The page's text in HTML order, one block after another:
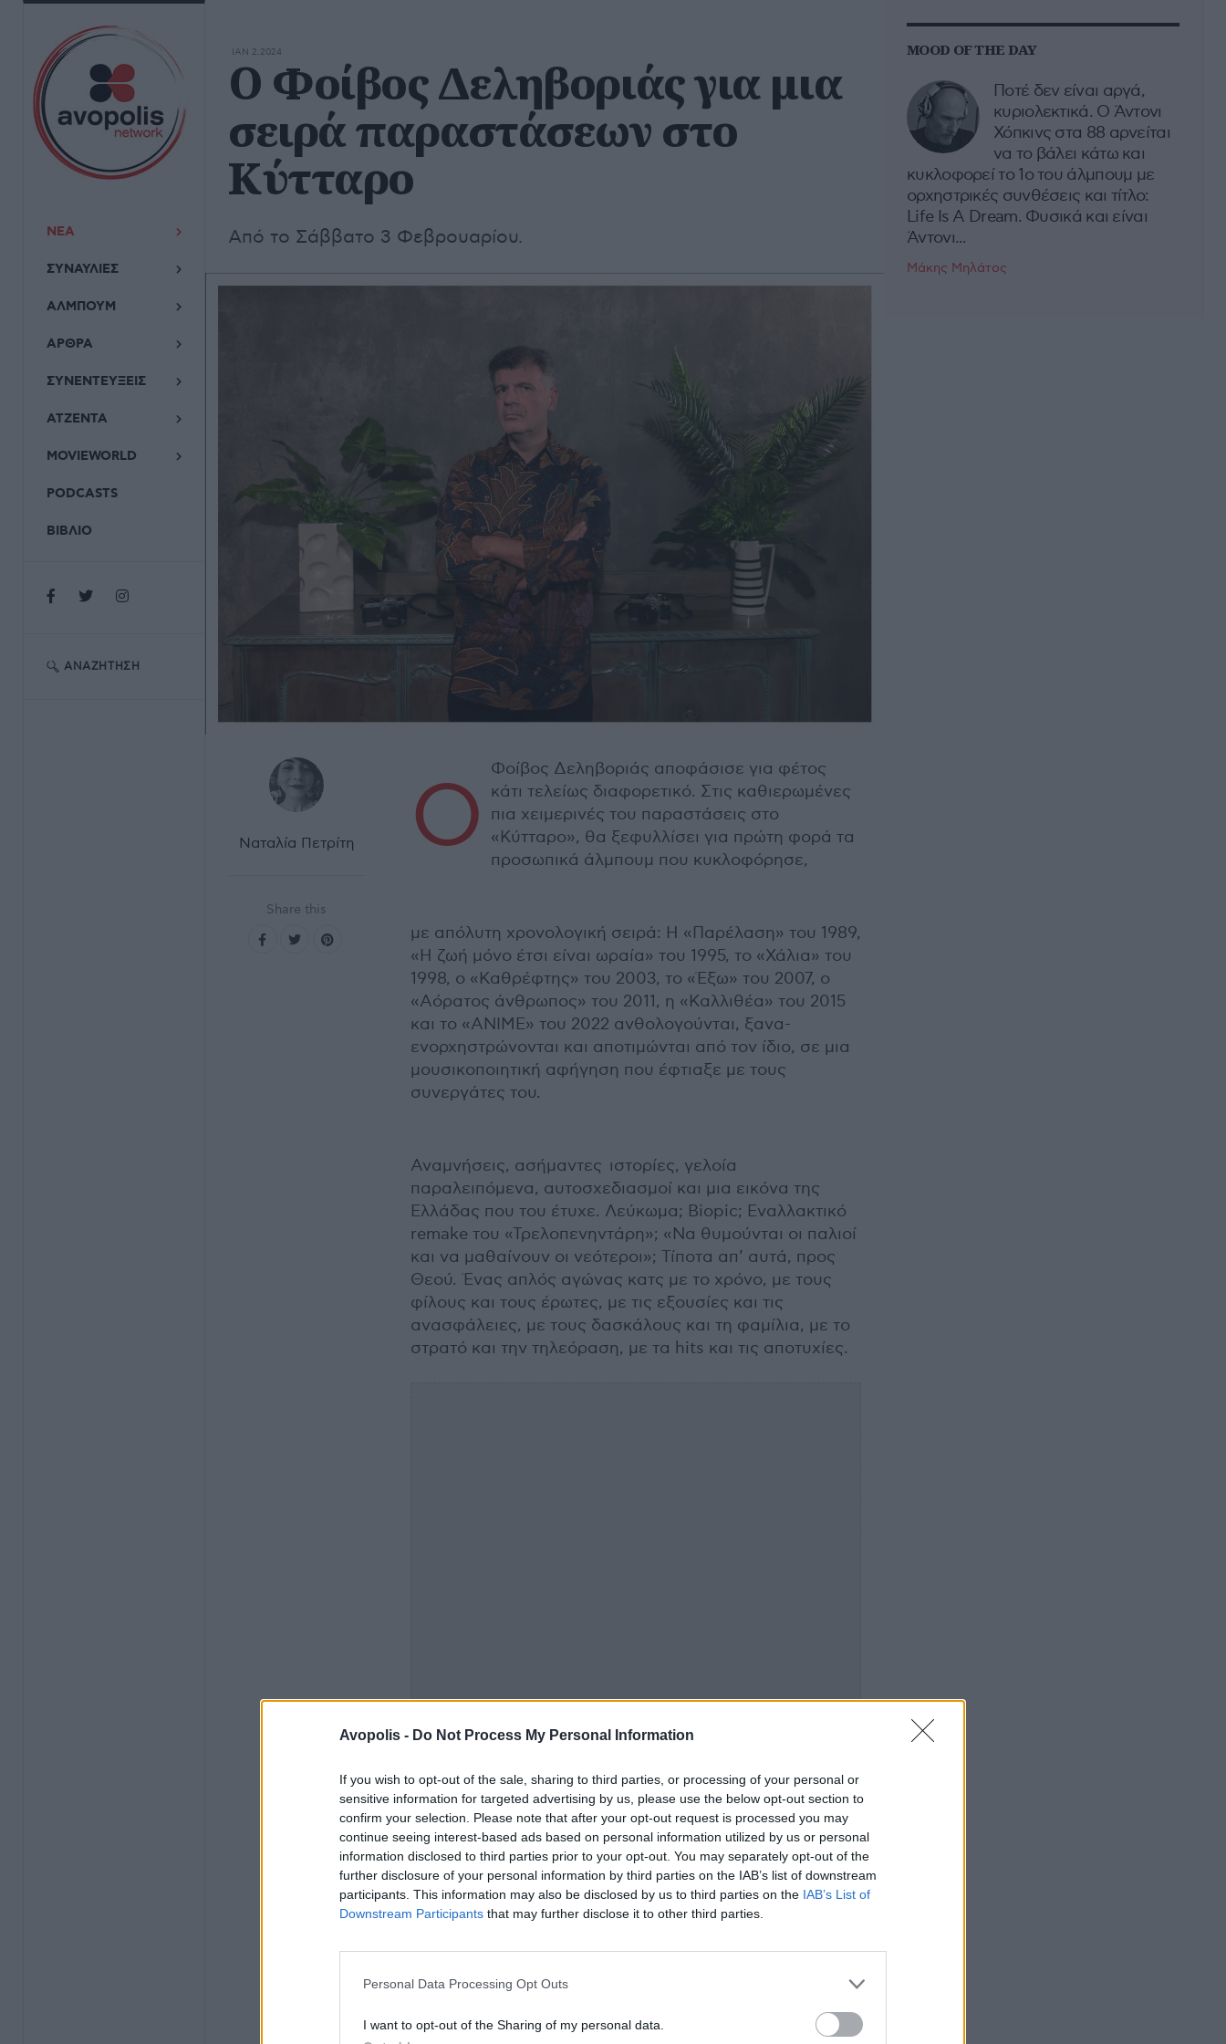
Avopolis - Do Not Process My Personal Information
If you wish to opt-out of the sale, sharing to third parties, or processing of your personal or
sensitive information for targeted advertising by us, please use the below opt-out section to
confirm your selection. Please note that after your opt-out request is processed you may
continue seeing interest-based ads based on personal information utilized by us or personal
information disclosed to third parties prior to your opt-out. You may separately opt-out of the
further disclosure of your personal information by third parties on the IAB’s list of downstream
participants. This information may also be disclosed by us to third parties on the IAB’s List of
Downstream Participants that may further disclose it to other third parties.
Personal Data Processing Opt Outs
I want to opt-out of the Sharing of my personal data.
ΝΕΑ
ΣΥΝΑΥΛΙΕΣ
ΑΛΜΠΟΥΜ
ΑΡΘΡΑ
ΣΥΝΕΝΤΕΥΞΕΙΣ
ΑΤΖΕΝΤΑ
MOVIEWORLD
PODCASTS
ΒΙΒΛΙΟ
ΑΝΑΖΉΤΗΣΗ
ΙΑΝ 2,2024
O Φοίβος Δεληβοριάς για μια
σειρά παραστάσεων στο
Κύτταρο
Από το Σάββατο 3 Φεβρουαρίου.
Ναταλία Πετρίτη
Share this
Ο
Φοίβος Δεληβοριάς αποφάσισε για φέτος
κάτι τελείως διαφορετικό. Στις καθιερωμένες
πια χειμερινές του παραστάσεις στο
«Κύτταρο», θα ξεφυλλίσει για πρώτη φορά τα
προσωπικά άλμπουμ που κυκλοφόρησε,
με απόλυτη χρονολογική σειρά: Η «Παρέλαση» του 1989,
«Η ζωή μόνο έτσι είναι ωραία» του 1995, το «Χάλια» του
1998, ο «Καθρέφτης» του 2003, το «Έξω» του 2007, ο
«Αόρατος άνθρωπος» του 2011, η «Καλλιθέα» του 2015
και το «ΑΝΙΜΕ» του 2022 ανθολογούνται, ξανα-
ενορχηστρώνονται και αποτιμώνται από τον ίδιο, σε μια
μουσικοποιητική αφήγηση που έφτιαξε με τους
συνεργάτες του.
Αναμνήσεις, ασήμαντες ιστορίες, γελοία
παραλειπόμενα, αυτοσχεδιασμοί και μια εικόνα της
Ελλάδας που του έτυχε. Λεύκωμα; Biopic; Εναλλακτικό
remake του «Τρελοπενηντάρη»; «Να θυμούνται οι παλιοί
και να μαθαίνουν οι νεότεροι»; Τίποτα απ’ αυτά, προς
Θεού. Ένας απλός αγώνας κατς με το χρόνο, με τους
φίλους και τους έρωτες, με τις εξουσίες και τις
ανασφάλειες, με τους δασκάλους και τη φαμίλια, με το
στρατό και την τηλεόραση, με τα hits και τις αποτυχίες.
MOOD OF THE DAY
Ποτέ δεν είναι αργά,
κυριολεκτικά. Ο Άντονι
Χόπκινς στα 88 αρνείται
να το βάλει κάτω και
κυκλοφορεί το 1ο του άλμπουμ με
ορχηστρικές συνθέσεις και τίτλο:
Life Is A Dream. Φυσικά και είναι
Άντονι...
Μάκης Μηλάτος